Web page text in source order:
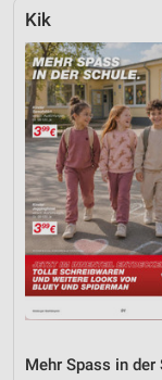
Kik
Mehr Spass in der
Verwendung
Geräte anhand
Informationen
Nicht-IAB-
Notwendig
Performance
Funktional
Werbung